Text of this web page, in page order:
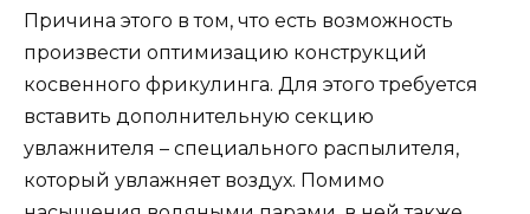
Причина этого в том, что есть возможность
произвести оптимизацию конструкций
косвенного фрикулинга. Для этого требуется
вставить дополнительную секцию
увлажнителя – специального распылителя,
который увлажняет воздух. Помимо